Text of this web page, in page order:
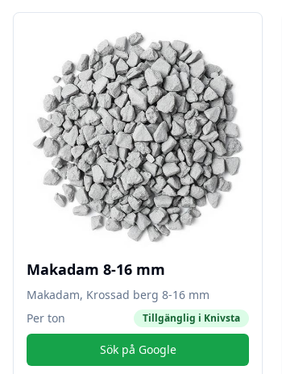
Makadam 8-16 mm
Makadam, Krossad berg 8-16 mm
Per ton
Tillgänglig i Knivsta
Sök på Google